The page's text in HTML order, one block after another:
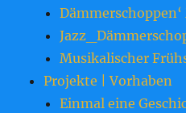
Dämmerschoppen‘
Musikalischer
Projekte | Vorhaben
Einmal eine